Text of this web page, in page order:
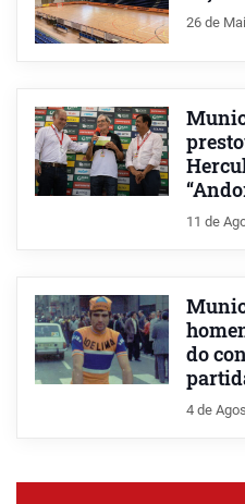
26 de
11 de
do
4 de